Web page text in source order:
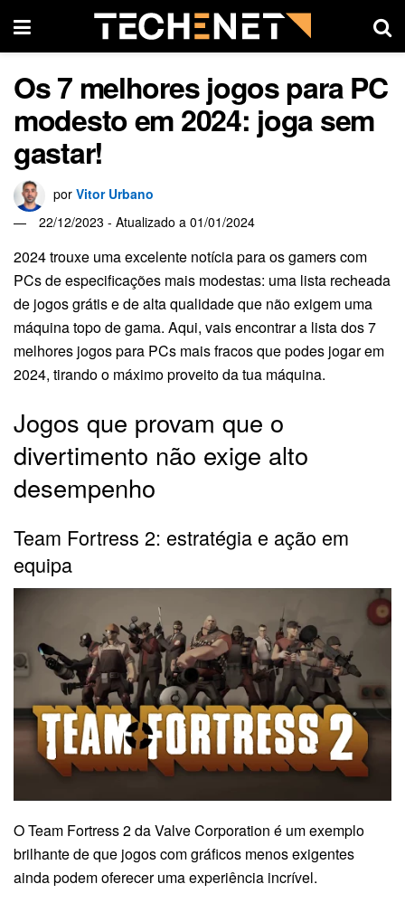
Os 7 melhores jogos para PC
modesto em 2024: joga sem
gastar!
por Vitor Urbano
22/12/2023 - Atualizado a 01/01/2024
2024 trouxe uma excelente notícia para os gamers com
PCs de especificações mais modestas: uma lista recheada
de jogos grátis e de alta qualidade que não exigem uma
máquina topo de gama. Aqui, vais encontrar a lista dos 7
melhores jogos para PCs mais fracos que podes jogar em
2024, tirando o máximo proveito da tua máquina.
Jogos que provam que o
divertimento não exige alto
desempenho
Team Fortress 2: estratégia e ação em
equipa
O Team Fortress 2 da Valve Corporation é um exemplo
brilhante de que jogos com gráficos menos exigentes
ainda podem oferecer uma experiência incrível.